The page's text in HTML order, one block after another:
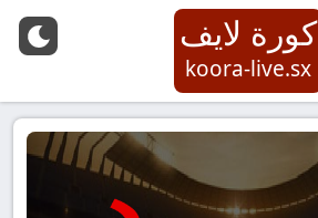
كورة لايف
koora-live.sx